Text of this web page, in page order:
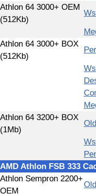
Athlon 64 3000+ OEM
(512Kb)
Athlon 64 3000+ BOX
(512Kb)
Athlon 64 3200+ BOX
(1Mb)
AMD Athlon FSB 333
Athlon Sempron 2200+
OEM